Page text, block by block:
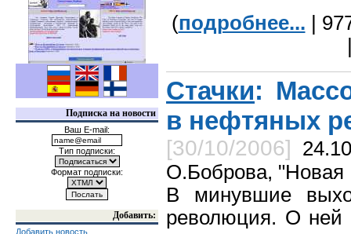
Подписка на новости
Ваш E-mail:
Тип подписки:
Формат подписки:
Добавить:
Добавить новость
(подробнее... |
Стачки:
в нефтяных
[30/10/2006]
О.Боброва, "Новая
В минувшие
революция. О ней